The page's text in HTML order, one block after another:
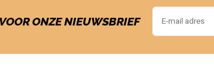
ONZE NIEUWSBRIEF